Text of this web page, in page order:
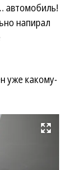
автомобиль!
напирал
уже какому-
Развернуть на весь экран